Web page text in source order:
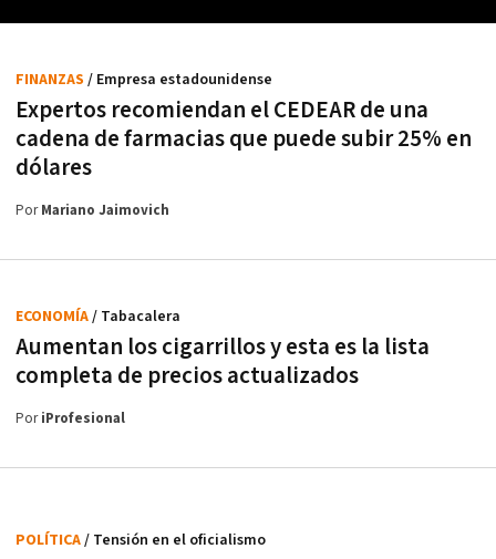
Expertos recomiendan el CEDEAR de una
cadena de farmacias que puede subir 25% en
dólares
FINANZAS / Empresa estadounidense
PorMariano Jaimovich
Aumentan los cigarrillos y esta es la lista
completa de precios actualizados
ECONOMÍA/ Tabacalera
PoriProfesional
POLÍTICA/ Tensión en el oficialismo